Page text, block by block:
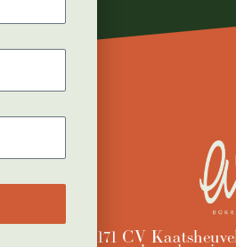
2 | 5171 CV